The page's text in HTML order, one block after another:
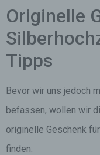
Originelle
Tipps
Bevor wir uns jedoch
befassen, wollen wir
originelle Geschenk
finden: